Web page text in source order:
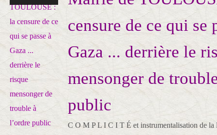
censure de ce qui se
Gaza ... derrière le
mensonger de
public
C O M P L I C I T É et instrumentalisation de la